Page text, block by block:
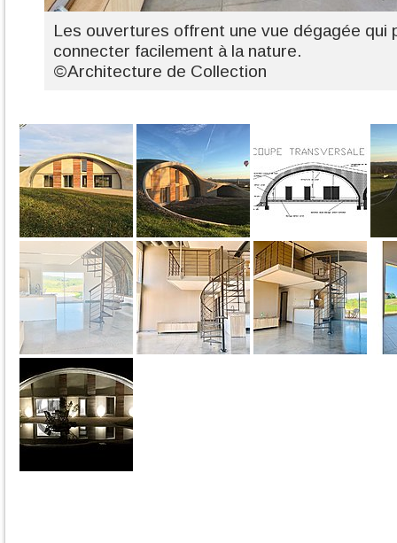
Les ouvertures offrent une vue dégagée qui
connecter facilement à la nature.
©Architecture de Collection